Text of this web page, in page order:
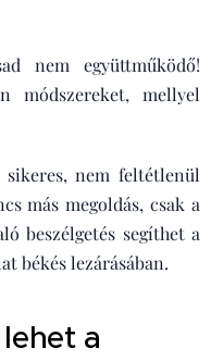
nem együttműködő!
módszereket, mellyel
sikeres, nem feltétlenül
más megoldás, csak a
beszélgetés segíthet a
békés lezárásában.
a